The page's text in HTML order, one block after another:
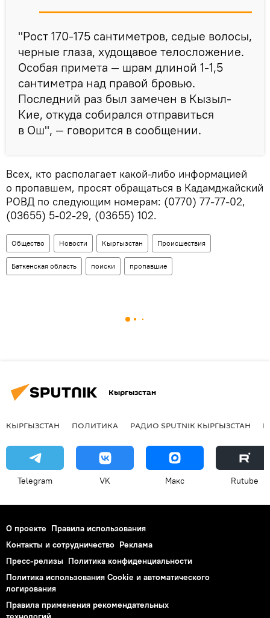
"Рост 170-175 сантиметров, седые волосы,
черные глаза, худощавое телосложение.
Особая примета — шрам длиной 1-1,5
сантиметра над правой бровью.
Последний раз был замечен в Кызыл-
Кие, откуда собирался отправиться
в Ош", — говорится в сообщении.
Всех, кто располагает какой-либо информацией
о пропавшем, просят обращаться в Кадамджайский
РОВД по следующим номерам: (0770) 77-77-02,
(03655) 5-02-29, (03655) 102.
Общество Новости Кыргызстан Происшествия
Баткенская область поиски пропавшие
Кыргызстан
КЫРГЫЗСТАН ПОЛИТИКА РАДИО SPUTNIK КЫРГЫЗСТАН
Telegram VK Макс Rutube
О проекте Правила использования
Контакты и сотрудничество Реклама
Пресс-релизы Политика конфиденциальности
Политика использования Cookie и автоматического
логирования
Правила применения рекомендательных